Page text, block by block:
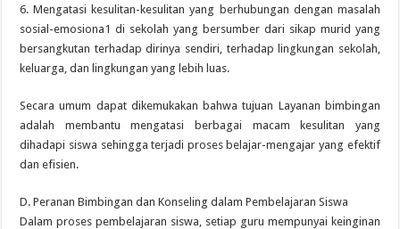
6. Mengatasi kesulitan-kesulitan yang berhubungan dengan masalah
sosial-emosiona1 di sekolah yang bersumber dari sikap murid yang
bersangkutan terhadap dirinya sendiri, terhadap lingkungan sekolah,
keluarga, dan lingkungan yang lebih luas.
Secara umum dapat dikemukakan bahwa tujuan Layanan bimbingan
adalah membantu mengatasi berbagai macam kesulitan yang
dihadapi siswa sehingga terjadi proses belajar-mengajar yang efektif
dan efisien.
D. Peranan Bimbingan dan Konseling dalam Pembelajaran Siswa
Dalam proses pembelajaran siswa, setiap guru mempunyai keinginan